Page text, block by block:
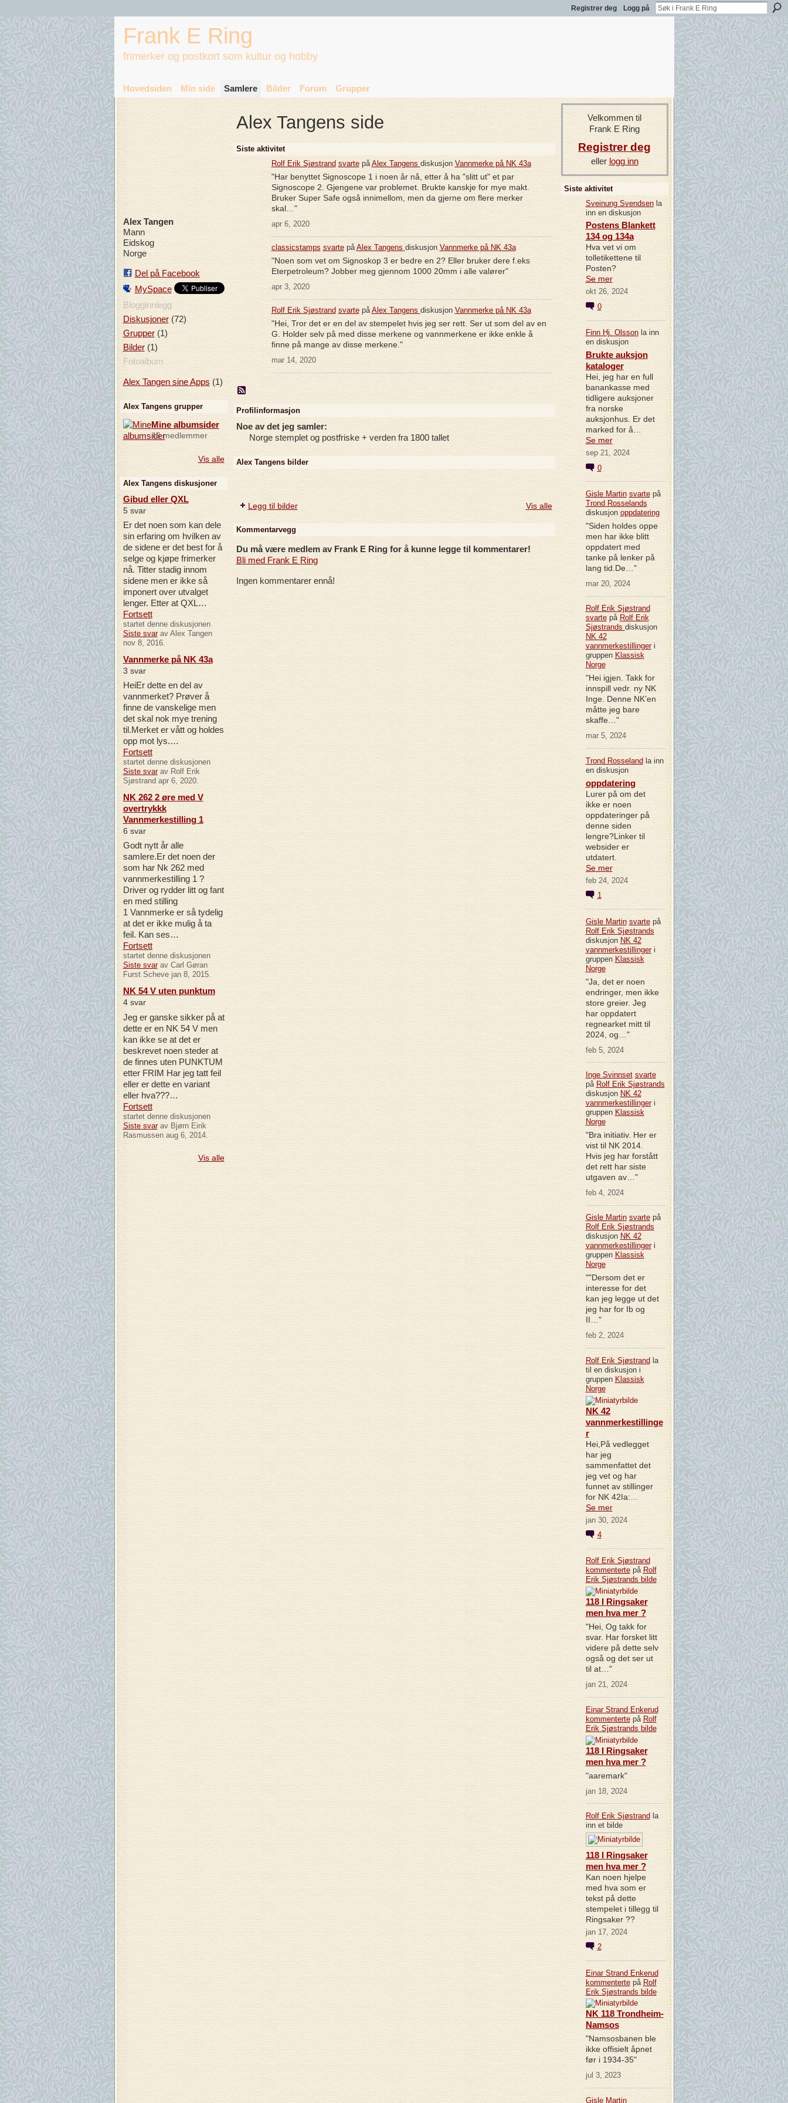
Registrer deg Logg på
Frank E Ring
frimerker og postkort som kultur og hobby
Hovedsiden Min side Samlere Bilder Forum Grupper
Alex Tangen
Mann
Eidskog
Norge
Del på Facebook
MySpace
Blogginnlegg
Diskusjoner(72)
Grupper(1)
Bilder(1)
Fotoalbum
Alex Tangen sine Apps (1)
Alex Tangens grupper
Mine albumsider
46 medlemmer
Vis alle
Alex Tangens diskusjoner
Gibud eller QXL
5 svar
Er det noen som kan dele
sin erfaring om hvilken av
de sidene er det best for å
selge og kjøpe frimerker
nå. Titter stadig innom
sidene men er ikke så
imponert over utvalget
lenger. Etter at QXL…
Fortsett
startet denne diskusjonen
Siste svarav Alex Tangen
nov 8, 2016.
Vannmerke på NK 43a
3 svar
HeiEr dette en del av
vannmerket? Prøver å
finne de vanskelige men
det skal nok mye trening
til.Merket er vått og holdes
opp mot lys.…
Fortsett
startet denne diskusjonen
Siste svarav Rolf Erik
Sjøstrand apr 6, 2020.
NK 262 2 øre med V
overtrykkk
Vannmerkestilling 1
6 svar
Godt nytt år alle
samlere.Er det noen der
som har Nk 262 med
vannmerkestilling 1 ?
Driver og rydder litt og fant
en med stilling
1 Vannmerke er så tydelig
at det er ikke mulig å ta
feil. Kan ses…
Fortsett
startet denne diskusjonen
Siste svarav Carl Gøran
Furst Scheve jan 8, 2015.
NK 54 V uten punktum
4 svar
Jeg er ganske sikker på at
dette er en NK 54 V men
kan ikke se at det er
beskrevet noen steder at
de finnes uten PUNKTUM
etter FRIM Har jeg tatt feil
eller er dette en variant
eller hva???…
Fortsett
startet denne diskusjonen
Siste svarav Bjørn Eirik
Rasmussen aug 6, 2014.
Vis alle
Alex Tangens side
Siste aktivitet
Rolf Erik Sjøstrand svartepåAlex Tangens diskusjon Vannmerke på NK 43a
"Har benyttet Signoscope 1 i noen år nå, etter å ha "slitt ut" et par
Signoscope 2. Gjengene var problemet. Brukte kanskje for mye makt.
Bruker Super Safe også innimellom, men da gjerne om flere merker
skal…"
apr 6, 2020
classicstamps svartepåAlex Tangens diskusjon Vannmerke på NK 43a
"Noen som vet om Signoskop 3 er bedre en 2? Eller bruker dere f.eks
Eterpetroleum? Jobber meg gjennom 1000 20mm i alle valører"
apr 3, 2020
Rolf Erik Sjøstrand svartepå Alex Tangens diskusjon Vannmerke på NK 43a
"Hei, Tror det er en del av stempelet hvis jeg ser rett. Ser ut som del av en
G. Holder selv på med disse merkene og vannmerkene er ikke enkle å
finne på mange av disse merkene."
mar 14, 2020
Profilinformasjon
Noe av det jeg samler:
Norge stemplet og postfriske + verden fra 1800 tallet
Alex Tangens bilder
Legg til bilder Vis alle
Kommentarvegg
Du må være medlem av Frank E Ring for å kunne legge til kommentarer!
Bli med Frank E Ring
Ingen kommentarer ennå!
Velkommen til
Frank E Ring
Registrer deg
eller logg inn
Siste aktivitet
Sveinung Svendsenla
inn en diskusjon
Postens Blankett
134 og 134a
Hva vet vi om
tolletikettene til
Posten?
Se mer
okt 26, 2024
0
Finn Hj. Olssonla inn
en diskusjon
Brukte auksjon
kataloger
Hei, jeg har en full
banankasse med
tidligere auksjoner
fra norske
auksjonhus. Er det
marked for å…
Se mer
sep 21, 2024
0
Gisle Martin svartepå
Trond Rosselands
diskusjon oppdatering
"Siden holdes oppe
men har ikke blitt
oppdatert med
tanke på lenker på
lang tid.De…"
mar 20, 2024
Rolf Erik Sjøstrand
svartepå Rolf Erik
Sjøstrands diskusjon
NK 42
vannmerkestillingeri
gruppen Klassisk
Norge
"Hei igjen. Takk for
innspill vedr. ny NK
Inge. Denne NK’en
måtte jeg bare
skaffe…"
mar 5, 2024
Trond Rosseland la inn
en diskusjon
oppdatering
Lurer på om det
ikke er noen
oppdateringer på
denne siden
lengre?Linker til
websider er
utdatert.
Se mer
feb 24, 2024
1
Gisle Martin svartepå
Rolf Erik Sjøstrands
diskusjon NK 42
vannmerkestillingeri
gruppen Klassisk
Norge
"Ja, det er noen
endringer, men ikke
store greier. Jeg
har oppdatert
regnearket mitt til
2024, og…"
feb 5, 2024
Inge Svinnset svarte
på Rolf Erik Sjøstrands
diskusjon NK 42
vannmerkestillingeri
gruppen Klassisk
Norge
"Bra initiativ. Her er
vist til NK 2014.
Hvis jeg har forstått
det rett har siste
utgaven av…"
feb 4, 2024
Gisle Martin svartepå
Rolf Erik Sjøstrands
diskusjon NK 42
vannmerkestillingeri
gruppen Klassisk
Norge
""Dersom det er
interesse for det
kan jeg legge ut det
jeg har for Ib og
II…"
feb 2, 2024
Rolf Erik Sjøstrand la
til en diskusjon i
gruppen Klassisk
Norge
NK 42
vannmerkestillinge
r
Hei,På vedlegget
har jeg
sammenfattet det
jeg vet og har
funnet av stillinger
for NK 42Ia:…
Se mer
jan 30, 2024
4
Rolf Erik Sjøstrand
kommentertepå Rolf
Erik Sjøstrandsbilde
118 I Ringsaker
men hva mer ?
"Hei, Og takk for
svar. Har forsket litt
videre på dette selv
også og det ser ut
til at…"
jan 21, 2024
Einar Strand Enkerud
kommentertepå Rolf
Erik Sjøstrandsbilde
118 I Ringsaker
men hva mer ?
"aaremark"
jan 18, 2024
Rolf Erik Sjøstrand la
inn et bilde
118 I Ringsaker
men hva mer ?
Kan noen hjelpe
med hva som er
tekst på dette
stempelet i tillegg til
Ringsaker ??
jan 17, 2024
2
Einar Strand Enkerud
kommentertepå Rolf
Erik Sjøstrandsbilde
NK 118 Trondheim-
Namsos
"Namsosbanen ble
ikke offisielt åpnet
før i 1934-35"
jul 3, 2023
Gisle Martin